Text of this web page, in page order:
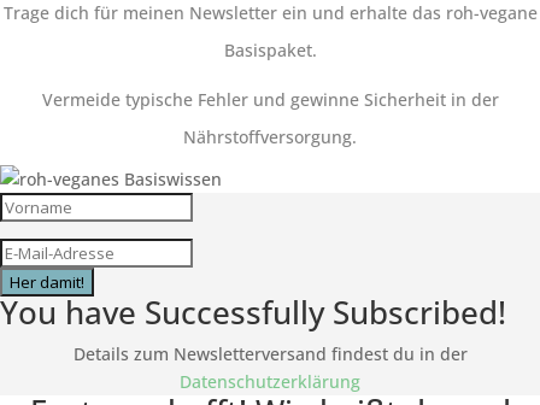
Trage dich für meinen Newsletter ein und erhalte das roh-vegane
Basispaket.
Vermeide typische Fehler und gewinne Sicherheit in der
Nährstoffversorgung.
Her damit!
You have Successfully Subscribed!
Details zum Newsletterversand findest du in der
Datenschutzerklärung